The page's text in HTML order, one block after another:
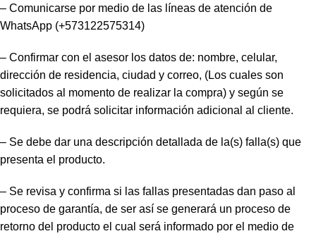
– Comunicarse por medio de las líneas de atención de
WhatsApp (+573122575314)
– Confirmar con el asesor los datos de: nombre, celular,
dirección de residencia, ciudad y correo, (Los cuales son
solicitados al momento de realizar la compra) y según se
requiera, se podrá solicitar información adicional al cliente.
– Se debe dar una descripción detallada de la(s) falla(s) que
presenta el producto.
– Se revisa y confirma si las fallas presentadas dan paso al
proceso de garantía, de ser así se generará un proceso de
retorno del producto el cual será informado por el medio de